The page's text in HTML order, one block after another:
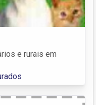
e rurais em